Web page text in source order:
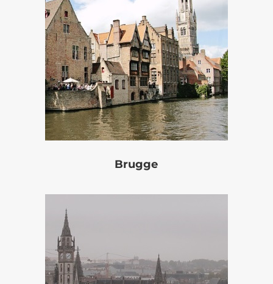
Brugge